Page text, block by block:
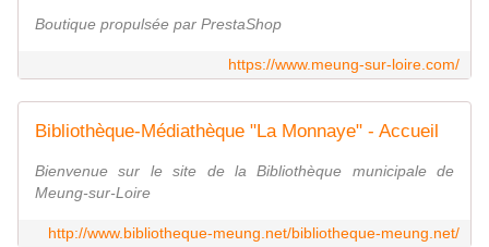
Boutique propulsée par PrestaShop
https://www.meung-sur-loire.com/
Bibliothèque-Médiathèque "La Monnaye" - Accueil
Bienvenue sur le site de la Bibliothèque municipale de
Meung-sur-Loire
http://www.bibliotheque-meung.net/bibliotheque-meung.net/